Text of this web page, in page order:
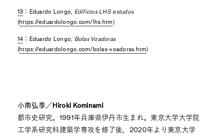
13 ：Eduardo Longo, Edifícios LHS estudos
(https://eduardolongo.com/lhs.htm)
14 ：Eduardo Longo, Bolas Voadoras
(https://eduardolongo.com/bolas-voadoras.htm)
小南弘季／Hiroki Kominami
都市史研究。1991年兵庫県伊丹市生まれ。東京大学大学院
工学系研究科建築学専攻を修了後、2020年より東京大学